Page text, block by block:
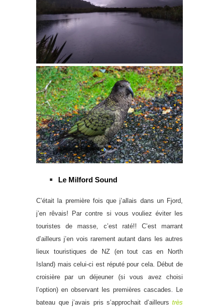
Le Milford Sound
C’était la première fois que j’allais dans un Fjord,
j’en rêvais! Par contre si vous vouliez éviter les
touristes de masse, c’est raté!! C’est marrant
d’ailleurs j’en vois rarement autant dans les autres
lieux touristiques de NZ (en tout cas en North
Island) mais celui-ci est réputé pour cela. Début de
croisière par un déjeuner (si vous avez choisi
l’option) en observant les premières cascades. Le
bateau que j’avais pris s’approchait d’ailleurs très